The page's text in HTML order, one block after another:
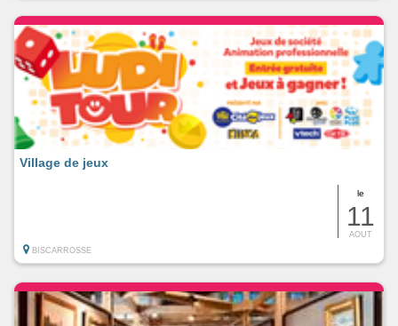
le
11
AOUT
Village de jeux
BISCARROSSE